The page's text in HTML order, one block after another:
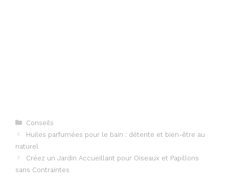
Categories
Conseils
Huiles parfumées pour le bain : détente et bien-être au
naturel
Créez un Jardin Accueillant pour Oiseaux et Papillons
sans Contraintes